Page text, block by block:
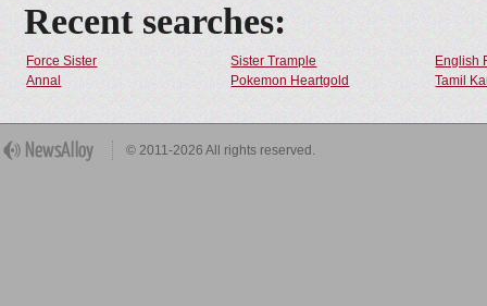
Recent searches:
Force Sister Sister Trample
English
Annal
Pokemon Heartgold Tamil
© 2011-2026 All rights reserved.